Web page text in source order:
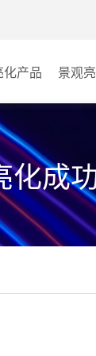
化产品
旅灯光系统
明控制系统
投光灯
洗墙灯
景观
化成